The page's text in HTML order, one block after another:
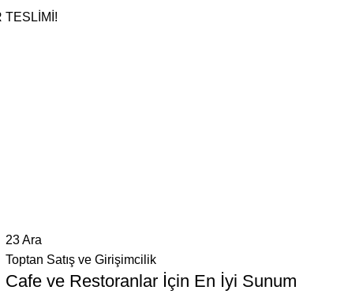
TESLİMİ!
23Ara
Toptan Satış ve Girişimcilik
Cafe ve Restoranlar İçin En İyi Sunum